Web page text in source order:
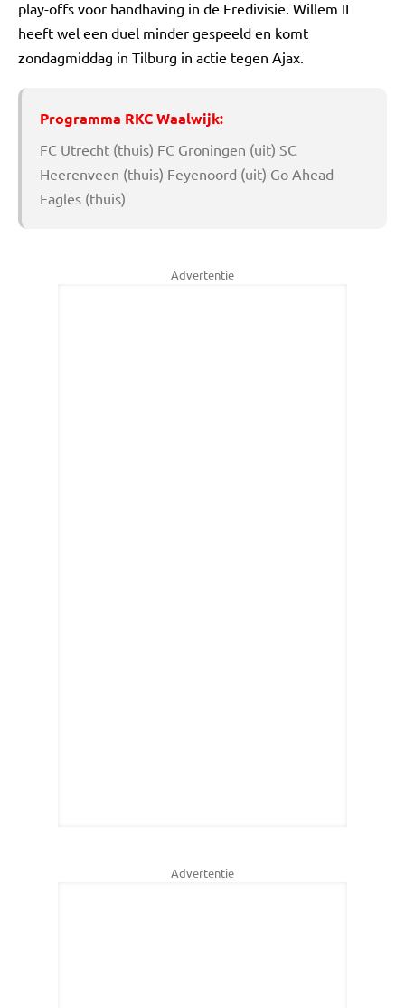
play-offs voor handhaving in de Eredivisie. Willem II
heeft wel een duel minder gespeeld en komt
zondagmiddag in Tilburg in actie tegen Ajax.
Programma RKC Waalwijk:
FC Utrecht (thuis) FC Groningen (uit) SC
Heerenveen (thuis) Feyenoord (uit) Go Ahead
Eagles (thuis)
Advertentie
Advertentie